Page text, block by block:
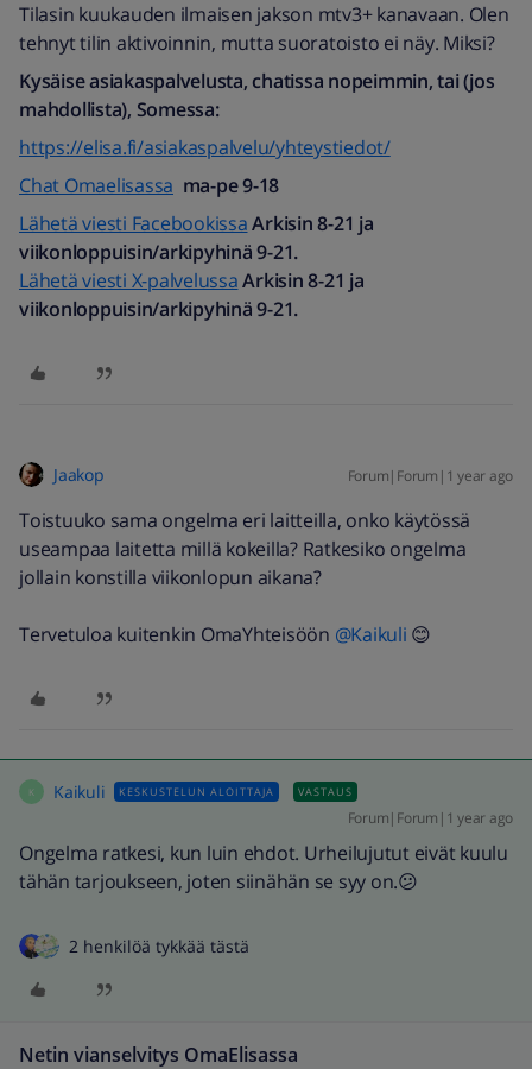
Tilasin kuukauden ilmaisen jakson mtv3+ kanavaan. Olen
tehnyt tilin aktivoinnin, mutta suoratoisto ei näy. Miksi?
Kysäise asiakaspalvelusta, chatissa nopeimmin, tai (jos
mahdollista), Somessa:
https://elisa.fi/asiakaspalvelu/yhteystiedot/
Chat Omaelisassa ma-pe 9-18
Lähetä viesti FacebookissaArkisin 8-21 ja
viikonloppuisin/arkipyhinä 9-21.
Lähetä viesti X-palvelussaArkisin 8-21 ja
viikonloppuisin/arkipyhinä 9-21.
Jaakop Forum|Forum|1 year ago
Toistuuko sama ongelma eri laitteilla, onko käytössä
useampaa laitetta millä kokeilla? Ratkesiko ongelma
jollain konstilla viikonlopun aikana?
Tervetuloa kuitenkin OmaYhteisöön ​ @Kaikuli 😊
K Kaikuli KESKUSTELUN ALOITTAJA VASTAUS
Forum|Forum|1 year ago
Ongelma ratkesi, kun luin ehdot. Urheilujutut eivät kuulu
tähän tarjoukseen, joten siinähän se syy on.😕
2 henkilöä tykkää tästä
Netin vianselvitys OmaElisassa